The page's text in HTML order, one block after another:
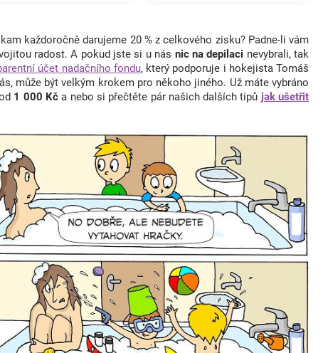
kam každoročně darujeme 20 % z celkového zisku? Padne-li vám
radost. A pokud jste si u nás nic na depilaci nevybrali, tak
účet nadačního fondu, který podporuje i hokejista Tomáš
může být velkým krokem pro někoho jiného. Už máte vybráno
1 000 Kč a nebo si přečtěte pár našich dalších tipů jak ušetřit